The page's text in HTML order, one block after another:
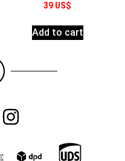
39 US$
Add to cart